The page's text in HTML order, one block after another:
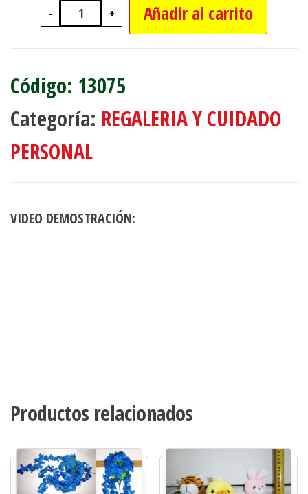
-
PERCHERO ELEFANTE PARA
+ Añadir al carrito
13075
Categoría: REGALERIA Y CUIDADO
PERSONAL
VIDEO DEMOSTRACIÓN:
Productos relacionados